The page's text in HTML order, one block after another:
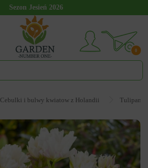
Sezon Jesień 2026
0
Cebulki i bulwy kwiatow z Holandii Tulipan